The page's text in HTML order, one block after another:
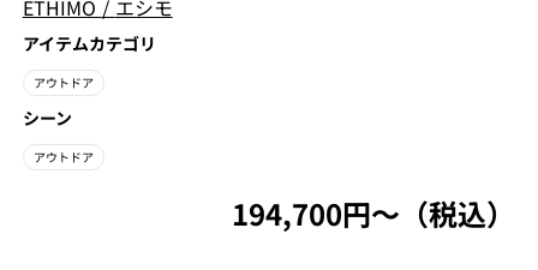
ETHIMO / エシモ
アイテムカテゴリ
アウトドア
シーン
アウトドア
194,700円〜（税込）